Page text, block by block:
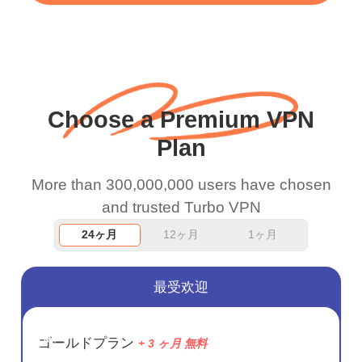
and keep up the good
work.
Choose a Premium VPN
Plan
More than 300,000,000 users have chosen
and trusted Turbo VPN
24ヶ月 12ヶ月 1ヶ月
節約
最受欢迎
ゴールドプラン + 3 ヶ月 無料